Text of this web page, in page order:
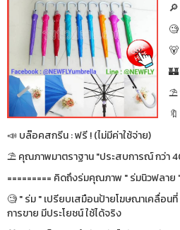
⛱
📣 บล๊อคสกรีน : ฟรี ! (ไม่มีค่าใช้จ่าย)
⛱ คุณภาพมาตราฐาน "ประสบการณ์ กว่า
========= คิดถึงร่มคุณภาพ " ร่มนิวฟลาย "
🧐 " ร่ม " เปรียบเสมือนป้ายโฆษณาเคลื่อน
การขาย มีประโยชน์ ใช้ได้จริง